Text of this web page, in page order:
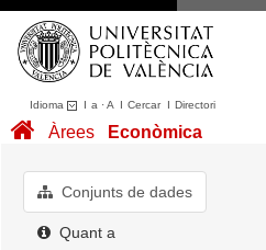
Idioma I a ·A I CercarI Directori
Conjunts de dades
Quant a
Àrees Econòmica
Conjunts de dades
Quant a